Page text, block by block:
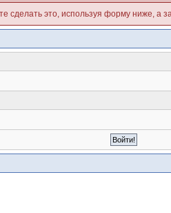
сделать это, используя форму ниже, а